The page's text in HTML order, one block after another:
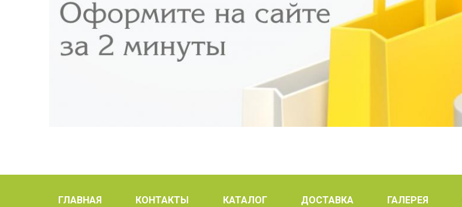
ГЛАВНАЯ КОНТАКТЫ КАТАЛОГ ДОСТАВКА ГАЛЕРЕЯ